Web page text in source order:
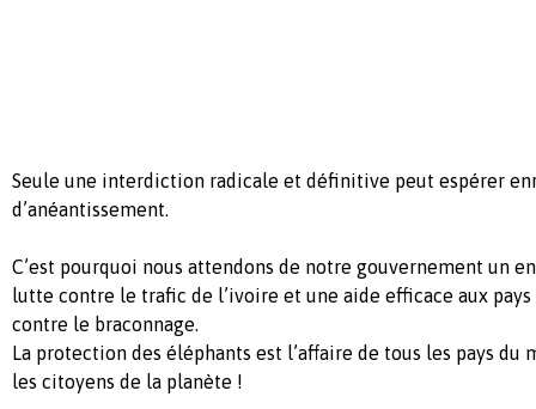
Seule une interdiction radicale et définitive peut espérer
d’anéantissement.
C’est pourquoi nous attendons de notre gouvernement un
lutte contre le trafic de l’ivoire et une aide efficace aux
contre le braconnage.
La protection des éléphants est l’affaire de tous les pays du
les citoyens de la planète !